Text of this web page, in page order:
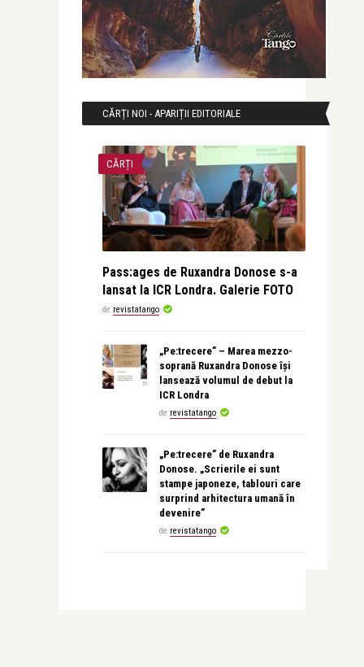
CĂRȚI NOI - APARIȚII EDITORIALE
CĂRȚI
Pass:ages de Ruxandra Donose s-a
lansat la ICR Londra. Galerie FOTO
de revistatango
„Pe:trecere” – Marea mezzo-
soprană Ruxandra Donose își
lansează volumul de debut la
ICR Londra
de revistatango
„Pe:trecere” de Ruxandra
Donose. „Scrierile ei sunt
stampe japoneze, tablouri care
surprind arhitectura umană în
devenire”
de revistatango